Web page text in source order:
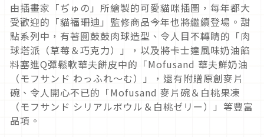
由插畫家「ぢゅの」所繪製的可愛貓咪插圖，每年都大
受歡迎的「貓福珊迪」監修商品今年也將繼續登場。甜
點系列中，有著圓鼓鼓肉球造型、令人目不轉睛的「肉
球塔派（草莓＆巧克力）」，以及將卡士達風味奶油餡
料塞進Q彈鬆軟華夫餅皮中的「Mofusand 華夫鮮奶油
（モフサンド わっふれ～む）」，還有附贈原創麥片
碗、令人開心不已的「Mofusand 麥片碗＆白桃果凍
（モフサンド シリアルボウル＆白桃ゼリー）」等豐富
品項。